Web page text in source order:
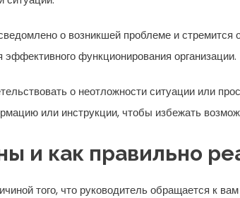
о возникшей проблеме и стремится
функционирования организации.
о неотложности ситуации или
или инструкции, чтобы избежать
и как правильно
того, что руководитель обращается к